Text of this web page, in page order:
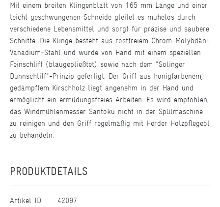
Mit einem breiten Klingenblatt von 165 mm Länge und einer
leicht geschwungenen Schneide gleitet es mühelos durch
verschiedene Lebensmittel und sorgt für präzise und saubere
Schnitte. Die Klinge besteht aus rostfreiem Chrom-Molybdän-
Vanadium-Stahl und wurde von Hand mit einem speziellen
Feinschliff (blaugepließtet) sowie nach dem "Solinger
Dünnschliff"-Prinzip gefertigt. Der Griff aus honigfarbenem,
gedämpftem Kirschholz liegt angenehm in der Hand und
ermöglicht ein ermüdungsfreies Arbeiten. Es wird empfohlen,
das Windmühlenmesser Santoku nicht in der Spülmaschine
zu reinigen und den Griff regelmäßig mit Herder Holzpflegeöl
zu behandeln.
PRODUKTDETAILS
Artikel ID:
42097